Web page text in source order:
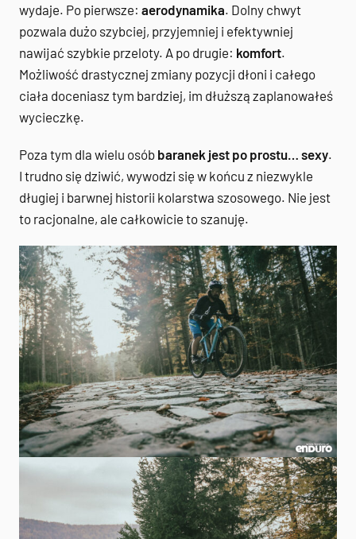
wydaje. Po pierwsze: aerodynamika. Dolny chwyt
pozwala dużo szybciej, przyjemniej i efektywniej
nawijać szybkie przeloty. A po drugie: komfort.
Możliwość drastycznej zmiany pozycji dłoni i całego
ciała doceniasz tym bardziej, im dłuższą zaplanowałeś
wycieczkę.
Poza tym dla wielu osób baranek jest po prostu… sexy.
I trudno się dziwić, wywodzi się w końcu z niezwykle
długiej i barwnej historii kolarstwa szosowego. Nie jest
to racjonalne, ale całkowicie to szanuję.